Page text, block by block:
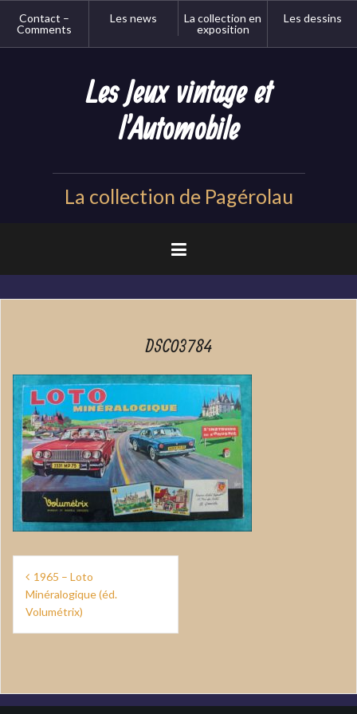
Contact –
Comments
Les news
La collection en
exposition
Les dessins
Les Jeux vintage et
l'Automobile
La collection de Pagérolau
DSC03784
Navigation
de
l’article
1965 – Loto
Minéralogique (éd.
Volumétrix)